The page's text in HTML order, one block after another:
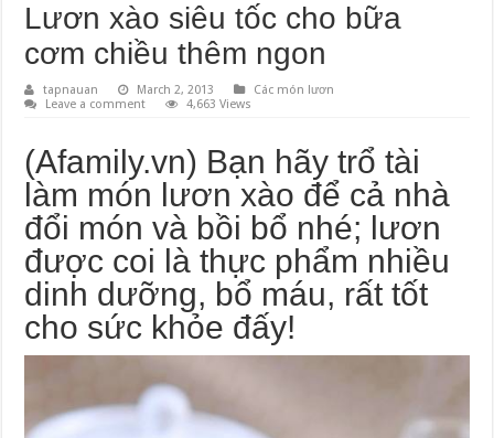
Lươn xào siêu tốc cho bữa
cơm chiều thêm ngon
tapnauan March 2, 2013
Các món lươn
Leave a comment
4,663 Views
(Afamily.vn) Bạn hãy trổ tài
làm món lươn xào để cả nhà
đổi món và bồi bổ nhé; lươn
được coi là thực phẩm nhiều
dinh dưỡng, bổ máu, rất tốt
cho sức khỏe đấy!